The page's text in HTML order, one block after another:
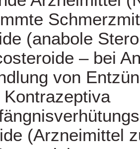
(anabole
– bei
von
Kontrazeptiva
(Arzneimittel